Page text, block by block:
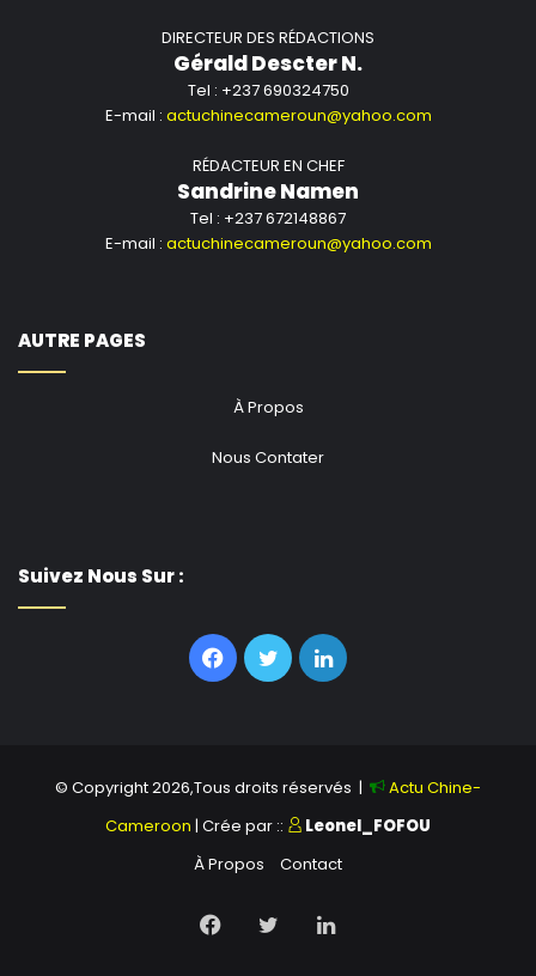
DIRECTEUR DES RÉDACTIONS
Gérald Descter N.
Tel : +237 690324750
E-mail : actuchinecameroun@yahoo.com
RÉDACTEUR EN CHEF
Sandrine Namen
Tel : +237 672148867
E-mail : actuchinecameroun@yahoo.com
AUTRE PAGES
À Propos
Nous Contater
Suivez Nous Sur :
Facebook
TwitterLinkedin
© Copyright 2026,Tous droits réservés |
Actu Chine-
Cameroon | Crée par ::
Leonel_FOFOU
À Propos
Contact
Facebook
TwitterLinkedin